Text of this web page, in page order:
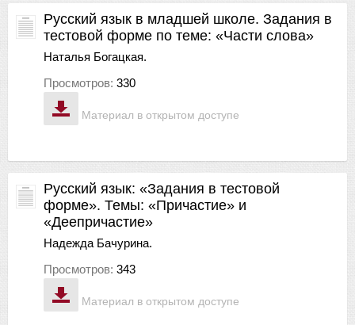
Материал в открытом доступе
Русский язык в младшей школе. Задания в
тестовой форме по теме: «Части слова»
Наталья Богацкая.
Просмотров: 330
Материал в открытом доступе
Русский язык: «Задания в тестовой
форме». Темы: «Причастие» и
«Деепричастие»
Надежда Бачурина.
Просмотров: 343